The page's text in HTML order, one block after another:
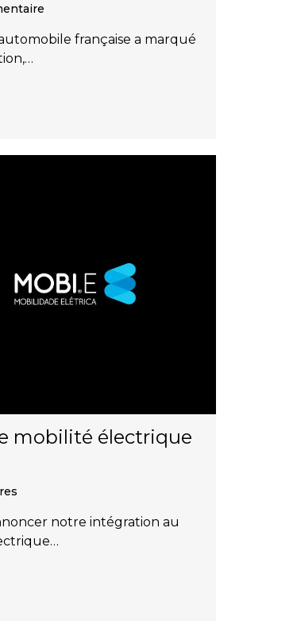
française a marqué
mobilité électrique
notre intégration au